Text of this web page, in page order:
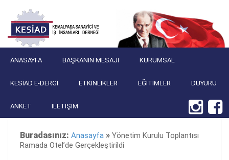
ANASAYFA BAŞKANIN MESAJI KURUMSAL
KESIAD E-DERGI ETKINLIKLER EĞITIMLER DUYURU
ANKET İLETIŞIM
Buradasınız: Anasayfa » Yönetim Kurulu Toplantısı
Ramada Otel’de Gerçekleştirildi